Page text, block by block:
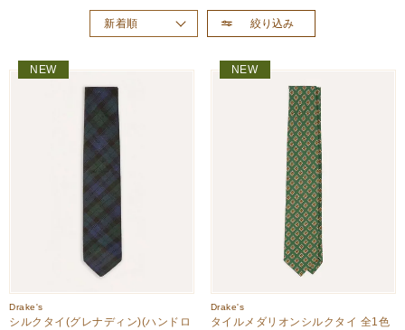
絞り込み
新着順
価格が高い順
価格が安い順
NEW
Drake's
シルクタイ(グレナディン)(ハンドロ
NEW
Drake's
タイルメダリオンシルクタイ 全1色